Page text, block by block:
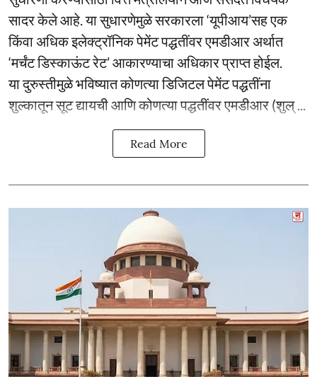
सादर केले आहे. या सुधारणेमुळे सरकारला ‘यूपीआय’सह एक
किंवा अधिक इलेक्ट्रॉनिक पेमेंट पद्धतींवर एमडीआर अर्थात
‘मर्चंट डिस्काऊंट रेट’ आकारण्याचा अधिकार प्राप्त होईल.
या दुरुस्तीमुळे भविष्यात कोणत्या डिजिटल पेमेंट पद्धतींना
शुल्कातून सूट द्यायची आणि कोणत्या पद्धतींवर एमडीआर (शुल् ...
Read More